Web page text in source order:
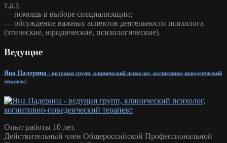
т.д.);
— помощь в выборе специализации;
— обсуждение важных аспектов деятельности психолога
(этические, юридические, психологические).
Ведущие
Яна Падерина - ведущая групп, клинический психолог, когнитивно-поведенческий
терапевт
Опыт работы 10 лет.
Действительный член Общероссийской Профессиональной